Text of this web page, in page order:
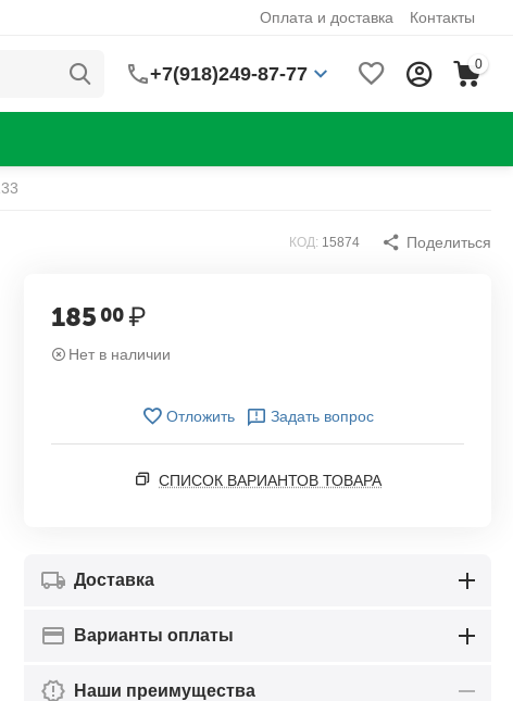
Оплата и доставка Контакты
+7(918)249-87-77 0
КОД: 15874 Поделиться
185 00₽
Нет в наличии
Отложить Задать вопрос
СПИСОК ВАРИАНТОВ ТОВАРА
Доставка
Варианты оплаты
Наши преимущества